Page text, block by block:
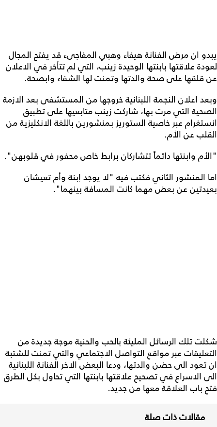
يبدو ان مرض الفنانة هيفاء وهبي المفاجىء قد يفتح المجال
لعودة علاقتها بابنتها الوحيدة زينب، التي لم تتأخر في الاعلان
عن قلقها على صحة والدتها وتمنت لها الشفاء وابصحة.
وبعد اعلان النجمة اللبنانية خروجها من المستشفى بعد الازمة
الصحية التي مرت بها، شاركت زينب متابعيها على تطبيق
انستغرام عبر خاصية الستوريز بمنشورين باللغة الانكليزية من
القلب عن الأم.
"الأم وابنتها دائماً تتشاركان برابط خاص محفور في قلوبهن".
اما المنشور الثاني فكتب فيه "لا يوجد إبنة وأم تعيشان
بعيدتين عن بعض مهما كانت المسافة بينهما".
شكلت تلك الرسائل المليئة بالحب والحنية موجة جديدة من
التعليقات عبر مواقع التواصل الاجتماعي والتي تمنت للشتبة
ان تعود الى حضن والدتها، ودعا البعض الاخر الفنانة اللبنانية
الى الاسراع في تصحيح علاقتها بابنتها التي تحاول بكل الطرق
فتح باب العلاقة معها من جديد.
مقالات ذات صلة